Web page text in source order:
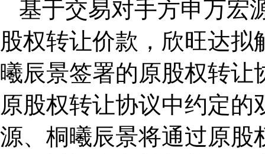
基于交易对手方申万宏
股权转让价款，欣旺达
曦辰景签署的原股权转让
原股权转让协议中约定
源、桐曦辰景将通过原股